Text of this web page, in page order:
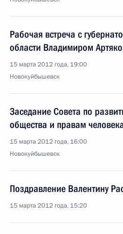
Рабочая встреча с
области Владимиром
15 марта 2012 года, 19:00
Новокуйбышевск
Заседание Совета по
общества и правам
15 марта 2012 года, 16:00
Новокуйбышевск
Поздравление Валентину
15 марта 2012 года, 15:20